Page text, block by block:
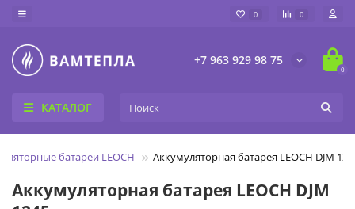
0 0
+7 963 929 98 75
0
КАТАЛОГ
батареи LEOCH Аккумуляторная батарея LEOCH DJM
Аккумуляторная батарея LEOCH DJM